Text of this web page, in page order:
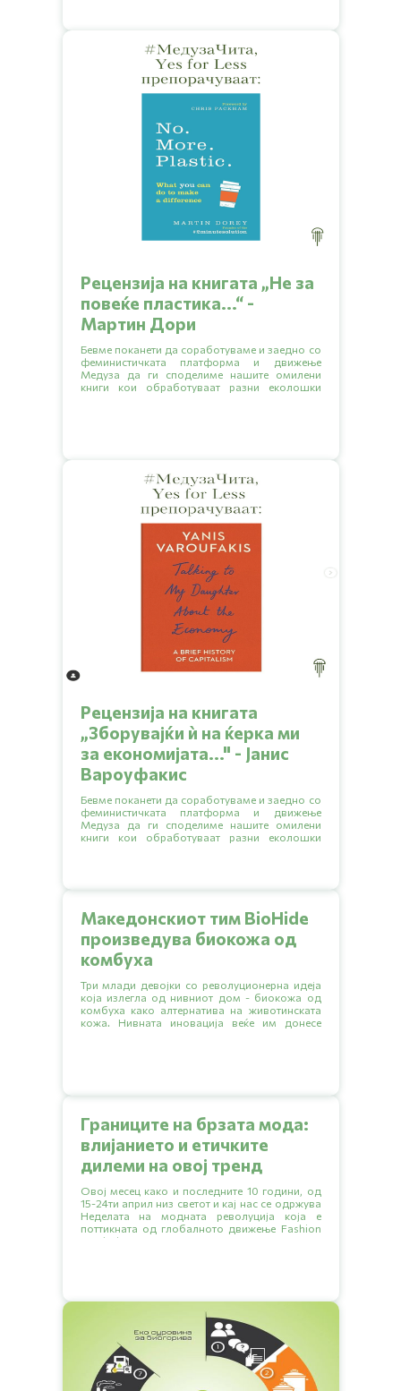
Рецензија на книгата „Hе за
повеќе пластика...“ -
Мартин Дори
Бевме поканети да соработуваме и заедно со
феминистичката платформа и движење
Медуза да ги споделиме нашите омилени
книги кои обработуваат разни еколошки
Рецензија на книгата
„Зборувајќи ѝ на ќерка ми
за економијата..." - Јанис
Вароуфакис
Бевме поканети да соработуваме и заедно со
феминистичката платформа и движење
Медуза да ги споделиме нашите омилени
книги кои обработуваат разни еколошки
Македонскиот тим BioHide
произведува биокожа од
комбуха
Три млади девојки со револуционерна идеја
која излегла од нивниот дом - биокожа од
комбуха како алтернатива на животинската
кожа. Нивната иновација веќе им донесе
Границите на брзата мода:
влијанието и етичките
дилеми на овој тренд
Овој месец како и последните 10 години, од
15-24ти април низ светот и кај нас се одржува
Неделата на модната револуција која е
поттикната од глобалното движење Fashion
revolution или Модна револуција.